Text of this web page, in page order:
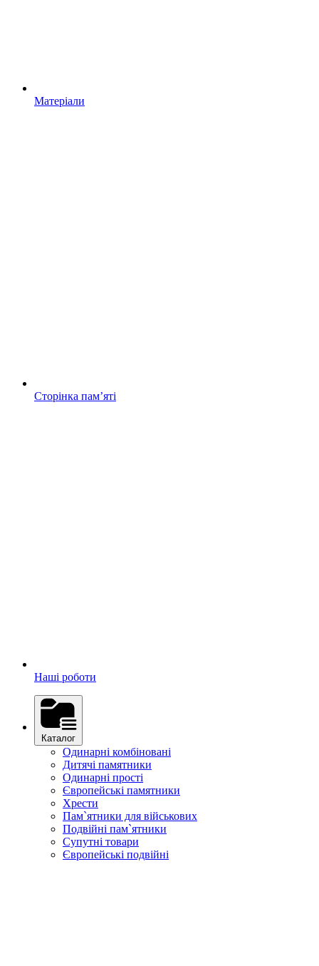
Матеріали
Сторінка памʼяті
Наші роботи
Каталог
Одинарні комбіновані
Дитячі памятники
Одинарні прості
Європейські памятники
Хрести
Пам`ятники для військових
Подвійні пам`ятники
Супутні товари
Європейські подвійні